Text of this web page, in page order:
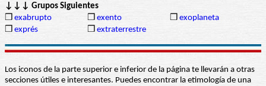
↓↓↓ Grupos Siguientes
❒ exabrupto ❒ exento ❒ exoplaneta
❒ exprés ❒ extraterrestre
Los iconos de la parte superior e inferior de la página te llevarán a otras
secciones útiles e interesantes. Puedes encontrar la etimología de una